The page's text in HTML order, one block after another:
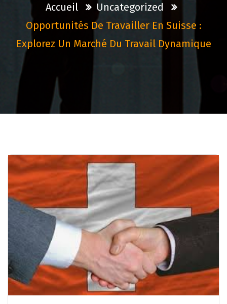
Accueil
Uncategorized
Opportunités De Travailler En Suisse :
Explorez Un Marché Du Travail Dynamique